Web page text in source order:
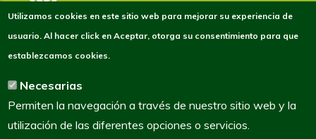
Utilizamos cookies en este sitio web para mejorar su experiencia de
usuario. Al hacer click en Aceptar, otorga su consentimiento para que
establezcamos cookies.
Necesarias
Permiten la navegación a través de nuestro sitio web y la
utilización de las diferentes opciones o servicios.